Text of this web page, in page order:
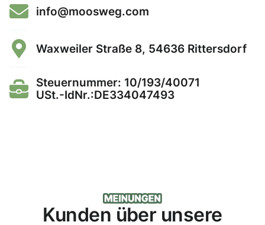
info@moosweg.com
Waxweiler Straße 8, 54636 Rittersdorf
Steuernummer: 10/193/40071
USt.-IdNr.:DE334047493
Kunden über unsere